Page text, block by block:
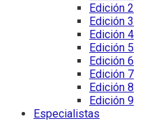
Edición 2
Edición 3
Edición 4
Edición 5
Edición 6
Edición 7
Edición 8
Edición 9
Especialistas